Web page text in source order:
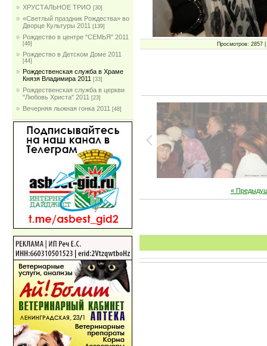
ХРУСТАЛЬНОЕ ТРИО [30]
«Светлый праздник Рождества» во
Дворце Культуры 2011 [139]
Рождество в центре "СЕМЬЯ" 2011
[46]
Рождество в Детском Доме 2011
[44]
Рождественская служба в Храме
Князя Владимира 2011 [33]
Рождественская служба в церкви
"Любовь Христа" 2011 [23]
Вечерняя лыжная гонка 2011 [48]
Просмотров: 2857
«